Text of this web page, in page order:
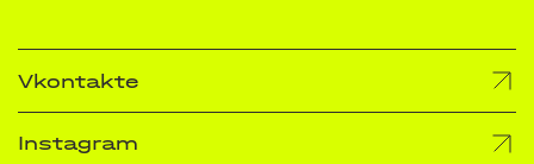
Vkontakte
Instagram